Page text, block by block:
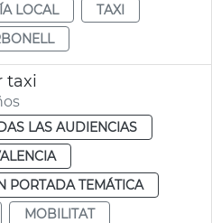
LOCAL
TAXI
taxi
LAS AUDIENCIAS
PORTADA TEMÁTICA
MOBILITAT